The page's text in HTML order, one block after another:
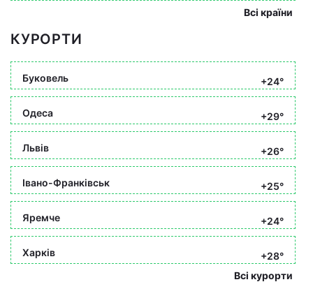
Всі країни
КУРОРТИ
Буковель +24°
Одеса +29°
Львів +26°
Івано-Франківськ +25°
Яремче +24°
Харків
+28°
Всі курорти